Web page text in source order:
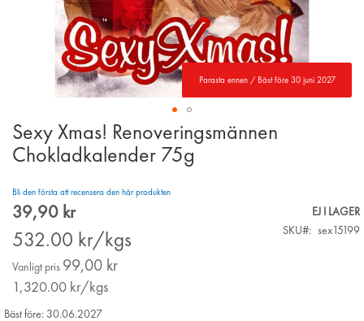
Parasta ennen / Bäst före 30 juni 2027
Skip
to
the
of
the
gallery
Sexy Xmas! Renoveringsmännen
Chokladkalender 75g
Bli den första att recensera den här produkten
Special
39,90 kr
532.00 kr/kgs
Vanligt pris 99,00 kr
1,320.00 kr/kgs
EJ I LAGER
SKU
sex15199
Bäst före: 30.06.2027